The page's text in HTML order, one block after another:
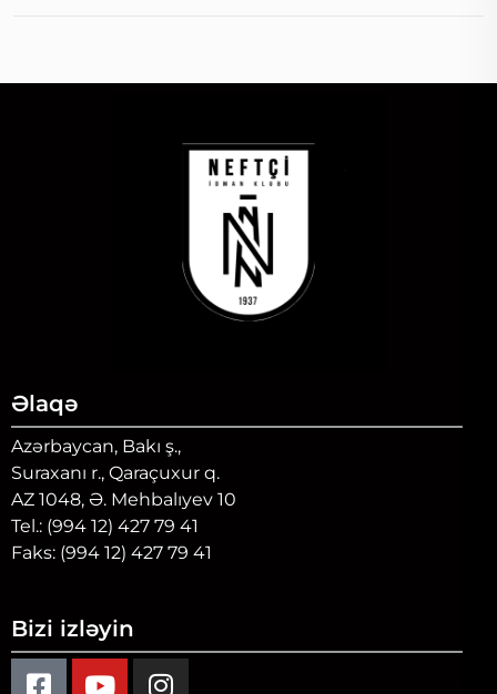
Əlaqə
Azərbaycan, Bakı ş.,
Suraxanı r., Qaraçuxur q.
AZ 1048, Ə. Mehbalıyev 10
Tel.: (994 12) 427 79 41
Faks: (994 12) 427 79 41
Bizi izləyin